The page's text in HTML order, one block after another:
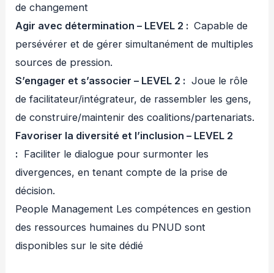
de changement
Agir avec détermination – LEVEL 2 : Capable de
persévérer et de gérer simultanément de multiples
sources de pression.
S’engager et s’associer – LEVEL 2 : Joue le rôle
de facilitateur/intégrateur, de rassembler les gens,
de construire/maintenir des coalitions/partenariats.
Favoriser la diversité et l’inclusion – LEVEL 2
: Faciliter le dialogue pour surmonter les
divergences, en tenant compte de la prise de
décision.
People Management Les compétences en gestion
des ressources humaines du PNUD sont
disponibles sur le site dédié